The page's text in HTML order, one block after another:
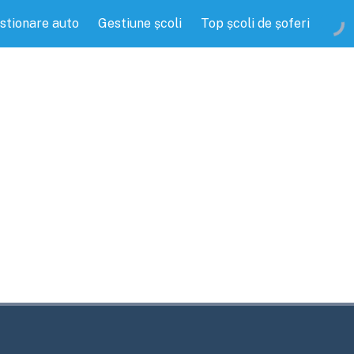
auto Gestiune școli Top școli de șoferi